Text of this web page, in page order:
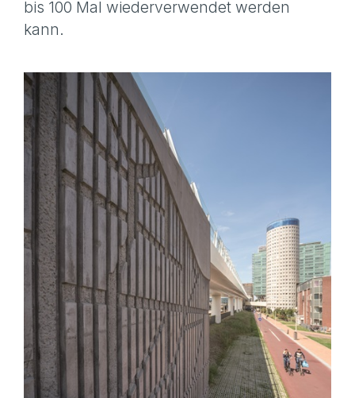
bis 100 Mal wiederverwendet werden
kann.